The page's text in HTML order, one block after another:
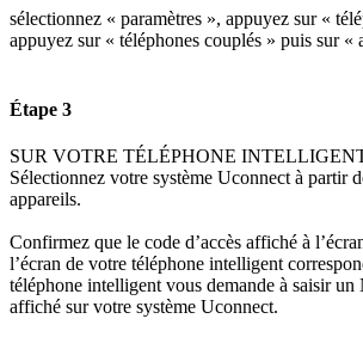
sélectionnez « paramètres », appuyez sur «
appuyez sur « téléphones couplés » puis sur «
Étape 3
SUR VOTRE TÉLÉPHONE
Sélectionnez votre système Uconnect à partir
appareils.
Confirmez que le code d’accès affiché à
l’écran de votre téléphone intelligent
téléphone intelligent vous demande à saisir un
affiché sur votre système Uconnect.